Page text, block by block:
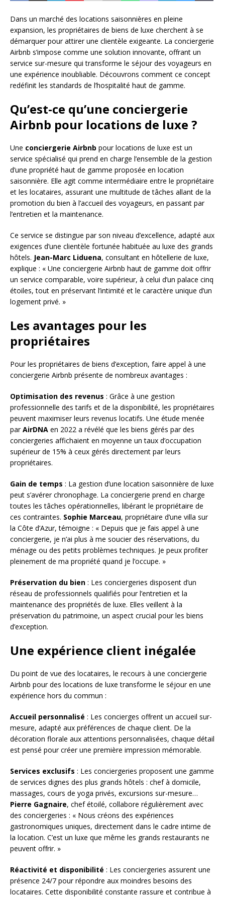
Dans un marché des locations saisonnières en pleine
expansion, les propriétaires de biens de luxe cherchent à se
démarquer pour attirer une clientèle exigeante. La conciergerie
Airbnb s’impose comme une solution innovante, offrant un
service sur-mesure qui transforme le séjour des voyageurs en
une expérience inoubliable. Découvrons comment ce concept
redéfinit les standards de l’hospitalité haut de gamme.
Qu’est-ce qu’une conciergerie
Airbnb pour locations de luxe ?
Une conciergerie Airbnb pour locations de luxe est un
service spécialisé qui prend en charge l’ensemble de la gestion
d’une propriété haut de gamme proposée en location
saisonnière. Elle agit comme intermédiaire entre le propriétaire
et les locataires, assurant une multitude de tâches allant de la
promotion du bien à l’accueil des voyageurs, en passant par
l’entretien et la maintenance.
Ce service se distingue par son niveau d’excellence, adapté aux
exigences d’une clientèle fortunée habituée au luxe des grands
hôtels. Jean-Marc Liduena, consultant en hôtellerie de luxe,
explique : « Une conciergerie Airbnb haut de gamme doit offrir
un service comparable, voire supérieur, à celui d’un palace cinq
étoiles, tout en préservant l’intimité et le caractère unique d’un
logement privé. »
Les avantages pour les
propriétaires
Pour les propriétaires de biens d’exception, faire appel à une
conciergerie Airbnb présente de nombreux avantages :
Optimisation des revenus : Grâce à une gestion
professionnelle des tarifs et de la disponibilité, les propriétaires
peuvent maximiser leurs revenus locatifs. Une étude menée
parAirDNA en 2022 a révélé que les biens gérés par des
conciergeries affichaient en moyenne un taux d’occupation
supérieur de 15% à ceux gérés directement par leurs
propriétaires.
Gain de temps : La gestion d’une location saisonnière de luxe
peut s’avérer chronophage. La conciergerie prend en charge
toutes les tâches opérationnelles, libérant le propriétaire de
ces contraintes. Sophie Marceau, propriétaire d’une villa sur
la Côte d’Azur, témoigne : « Depuis que je fais appel à une
conciergerie, je n’ai plus à me soucier des réservations, du
ménage ou des petits problèmes techniques. Je peux profiter
pleinement de ma propriété quand je l’occupe. »
Préservation du bien : Les conciergeries disposent d’un
réseau de professionnels qualifiés pour l’entretien et la
maintenance des propriétés de luxe. Elles veillent à la
préservation du patrimoine, un aspect crucial pour les biens
d’exception.
Une expérience client inégalée
Du point de vue des locataires, le recours à une conciergerie
Airbnb pour des locations de luxe transforme le séjour en une
expérience hors du commun :
Accueil personnalisé : Les concierges offrent un accueil sur-
mesure, adapté aux préférences de chaque client. De la
décoration florale aux attentions personnalisées, chaque détail
est pensé pour créer une première impression mémorable.
Services exclusifs : Les conciergeries proposent une gamme
de services dignes des plus grands hôtels : chef à domicile,
massages, cours de yoga privés, excursions sur-mesure…
Pierre Gagnaire, chef étoilé, collabore régulièrement avec
des conciergeries : « Nous créons des expériences
gastronomiques uniques, directement dans le cadre intime de
la location. C’est un luxe que même les grands restaurants ne
peuvent offrir. »
Réactivité et disponibilité : Les conciergeries assurent une
présence 24/7 pour répondre aux moindres besoins des
locataires. Cette disponibilité constante rassure et contribue à